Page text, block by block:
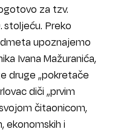
za tzv.
stoljeću. Preko
upoznajemo
Ivana Mažuranića,
druge „pokretače
diči „prvim
čitaonicom,
ekonomskih i